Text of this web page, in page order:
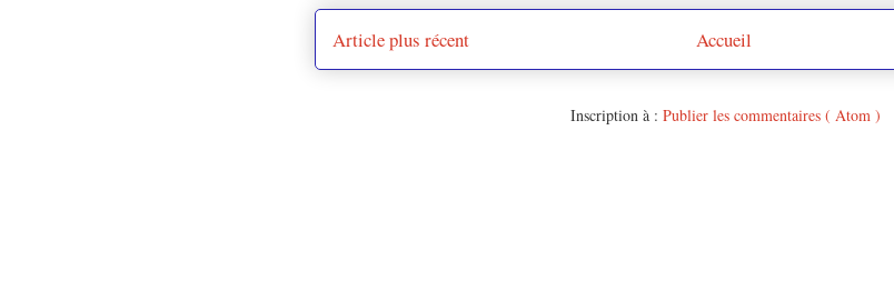
Article plus récent Accueil
Inscription à : Publier les commentaires ( Atom )